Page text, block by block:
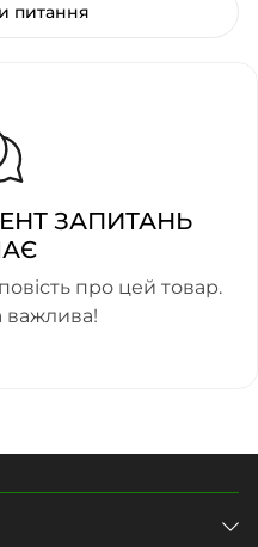
питання
ЗАПИТАНЬ
про цей товар.
важлива!